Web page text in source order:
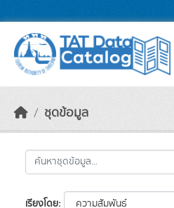
ชุดข้อมูล
เรียงโดย